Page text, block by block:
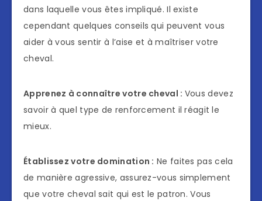
dans laquelle vous êtes impliqué. Il existe
cependant quelques conseils qui peuvent vous
aider à vous sentir à l’aise et à maîtriser votre
cheval.
Apprenez à connaître votre cheval : Vous devez
savoir à quel type de renforcement il réagit le
mieux.
Établissez votre domination : Ne faites pas cela
de manière agressive, assurez-vous simplement
que votre cheval sait qui est le patron. Vous